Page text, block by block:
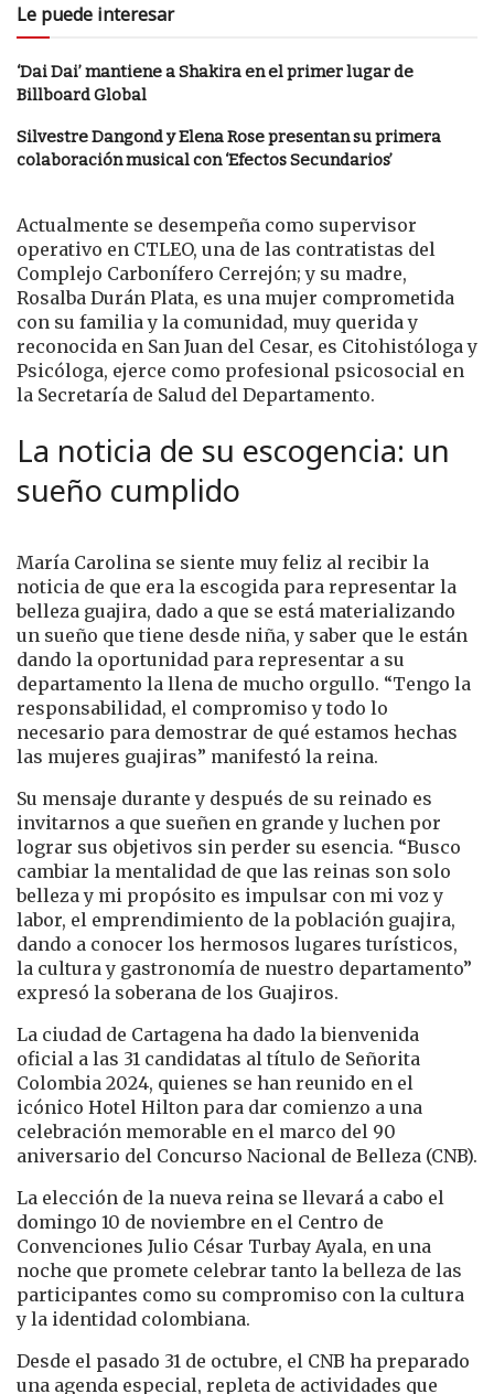
Le puede interesar
‘Dai Dai’ mantiene a Shakira en el primer lugar de
Billboard Global
Silvestre Dangond y Elena Rose presentan su primera
colaboración musical con ‘Efectos Secundarios’
Actualmente se desempeña como supervisor
operativo en CTLEO, una de las contratistas del
Complejo Carbonífero Cerrejón; y su madre,
Rosalba Durán Plata, es una mujer comprometida
con su familia y la comunidad, muy querida y
reconocida en San Juan del Cesar, es Citohistóloga y
Psicóloga, ejerce como profesional psicosocial en
la Secretaría de Salud del Departamento.
La noticia de su escogencia: un
sueño cumplido
María Carolina se siente muy feliz al recibir la
noticia de que era la escogida para representar la
belleza guajira, dado a que se está materializando
un sueño que tiene desde niña, y saber que le están
dando la oportunidad para representar a su
departamento la llena de mucho orgullo. “Tengo la
responsabilidad, el compromiso y todo lo
necesario para demostrar de qué estamos hechas
las mujeres guajiras” manifestó la reina.
Su mensaje durante y después de su reinado es
invitarnos a que sueñen en grande y luchen por
lograr sus objetivos sin perder su esencia. “Busco
cambiar la mentalidad de que las reinas son solo
belleza y mi propósito es impulsar con mi voz y
labor, el emprendimiento de la población guajira,
dando a conocer los hermosos lugares turísticos,
la cultura y gastronomía de nuestro departamento”
expresó la soberana de los Guajiros.
La ciudad de Cartagena ha dado la bienvenida
oficial a las 31 candidatas al título de Señorita
Colombia 2024, quienes se han reunido en el
icónico Hotel Hilton para dar comienzo a una
celebración memorable en el marco del 90
aniversario del Concurso Nacional de Belleza (CNB).
La elección de la nueva reina se llevará a cabo el
domingo 10 de noviembre en el Centro de
Convenciones Julio César Turbay Ayala, en una
noche que promete celebrar tanto la belleza de las
participantes como su compromiso con la cultura
y la identidad colombiana.
Desde el pasado 31 de octubre, el CNB ha preparado
una agenda especial, repleta de actividades que